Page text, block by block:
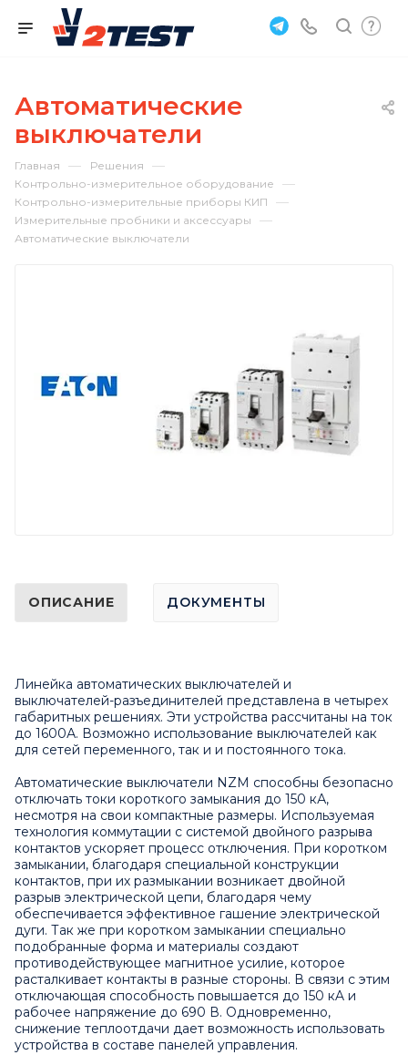
Автоматические
выключатели
Главная — Решения —
Контрольно-измерительное оборудование —
Контрольно-измерительные приборы КИП —
Измерительные пробники и аксессуары —
Автоматические выключатели
ОПИСАНИЕ ДОКУМЕНТЫ
Линейка автоматических выключателей и
выключателей-разъединителей представлена в четырех
габаритных решениях. Эти устройства рассчитаны на ток
до 1600А. Возможно использование выключателей как
для сетей переменного, так и и постоянного тока.
Автоматические выключатели NZM способны безопасно
отключать токи короткого замыкания до 150 кА,
несмотря на свои компактные размеры. Используемая
технология коммутации с системой двойного разрыва
контактов ускоряет процесс отключения. При коротком
замыкании, благодаря специальной конструкции
контактов, при их размыкании возникает двойной
разрыв электрической цепи, благодаря чему
обеспечивается эффективное гашение электрической
дуги. Так же при коротком замыкании специально
подобранные форма и материалы создают
противодействующее магнитное усилие, которое
расталкивает контакты в разные стороны. В связи с этим
отключающая способность повышается до 150 кA и
рабочее напряжение до 690 В. Одновременно,
снижение теплоотдачи дает возможность использовать
устройства в составе панелей управления.